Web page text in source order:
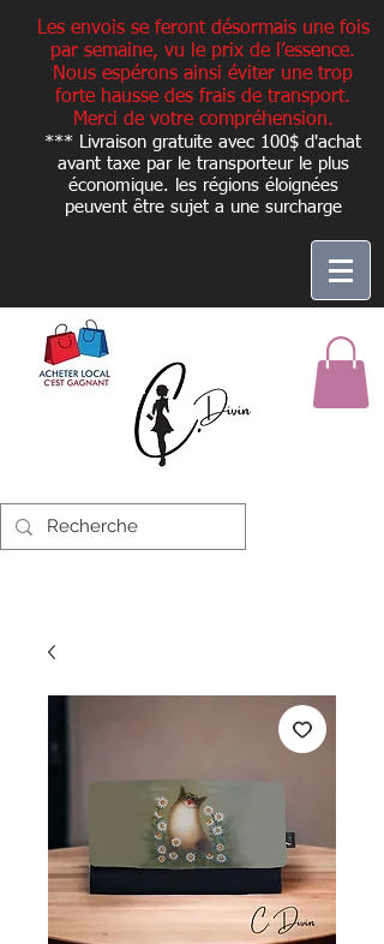
Les envois se feront désormais une fois
par semaine, vu le prix de l’essence.
Nous espérons ainsi éviter une trop
forte hausse des frais de transport.
Merci de votre compréhension.
*** Livraison gratuite avec 100$ d'achat
avant taxe par le transporteur le plus
économique. les régions éloignées
peuvent être sujet a une surcharge